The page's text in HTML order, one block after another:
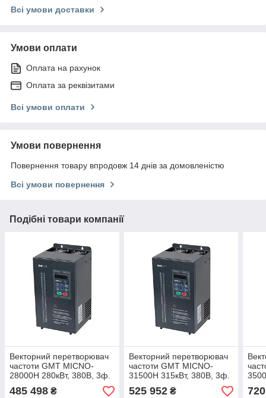
Всі умови доставки
Умови оплати
Оплата на рахунок
Оплата за реквізитами
Всі умови оплати
Умови повернення
Повернення товару впродовж 14 днів за домовленістю
Всі умови повернення
Подібні товари компанії
Векторний перетворювач
частоти GMT MICNO-
28000H 280кВт, 380В, 3ф.
485 498 ₴
Векторний перетворювач
частоти GMT MICNO-
31500H 315кВт, 380В, 3ф.
525 952₴